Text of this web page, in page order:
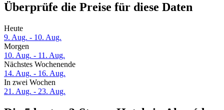
Überprüfe die Preise für diese Daten
Heute
9. Aug. - 10. Aug.
Morgen
10. Aug. - 11. Aug.
Nächstes Wochenende
14. Aug. - 16. Aug.
In zwei Wochen
21. Aug. - 23. Aug.